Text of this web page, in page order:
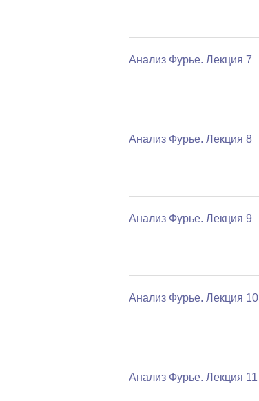
Анализ Фурье. Лекция 7
Анализ Фурье. Лекция 8
Анализ Фурье. Лекция 9
Анализ Фурье. Лекция 10
Анализ Фурье. Лекция 11